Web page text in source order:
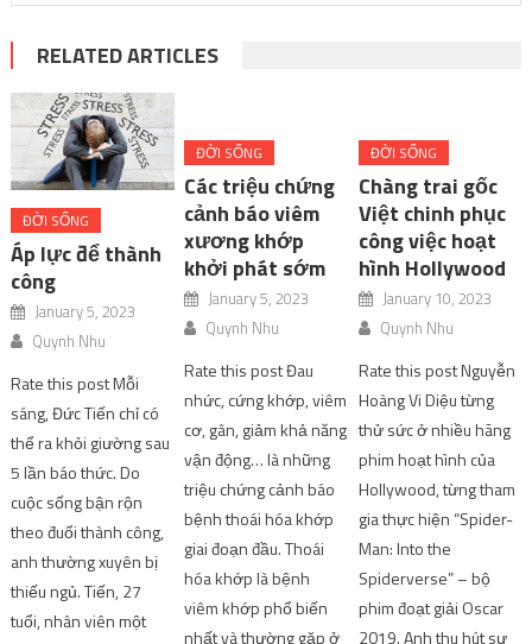
RELATED ARTICLES
ĐỜI SỐNG
Áp lực để thành
công
January 5, 2023
Quynh Nhu
Rate this post Mỗi
sáng, Đức Tiến chỉ có
thể ra khỏi giường sau
5 lần báo thức. Do
cuộc sống bận rộn
theo đuổi thành công,
anh thường xuyên bị
thiếu ngủ. Tiến, 27
tuổi, nhân viên một
ĐỜI SỐNG
Các triệu chứng
cảnh báo viêm
xương khớp
khởi phát sớm
January 5, 2023
Quynh Nhu
Rate this post Đau
nhức, cứng khớp, viêm
cơ, gân, giảm khả năng
vận động… là những
triệu chứng cảnh báo
bệnh thoái hóa khớp
giai đoạn đầu. Thoái
hóa khớp là bệnh
viêm khớp phổ biến
nhất và thường gặp ở
ĐỜI SỐNG
Chàng trai gốc
Việt chinh phục
công việc hoạt
hình Hollywood
January 10, 2023
Quynh Nhu
Rate this post Nguyễn
Hoàng Vi Diệu từng
thử sức ở nhiều hãng
phim hoạt hình của
Hollywood, từng tham
gia thực hiện “Spider-
Man: Into the
Spiderverse” – bộ
phim đoạt giải Oscar
2019. Anh thu hút sự